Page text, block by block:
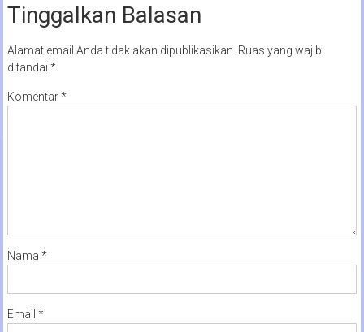
Tinggalkan Balasan
Alamat email Anda tidak akan dipublikasikan. Ruas yang wajib
ditandai *
Komentar*
Nama *
Email *